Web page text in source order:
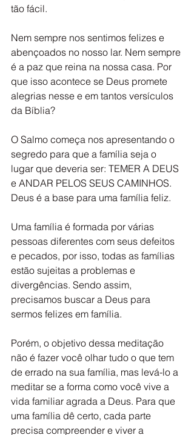
tão fácil.
Nem sempre nos sentimos felizes e
abençoados no nosso lar. Nem sempre
é a paz que reina na nossa casa. Por
que isso acontece se Deus promete
alegrias nesse e em tantos versículos
da Bíblia?
O Salmo começa nos apresentando o
segredo para que a família seja o
lugar que deveria ser: TEMER A DEUS
e ANDAR PELOS SEUS CAMINHOS.
Deus é a base para uma família feliz.
Uma família é formada por várias
pessoas diferentes com seus defeitos
e pecados, por isso, todas as famílias
estão sujeitas a problemas e
divergências. Sendo assim,
precisamos buscar a Deus para
sermos felizes em família.
Porém, o objetivo dessa meditação
não é fazer você olhar tudo o que tem
de errado na sua família, mas levá-lo a
meditar se a forma como você vive a
vida familiar agrada a Deus. Para que
uma família dê certo, cada parte
precisa compreender e viver a